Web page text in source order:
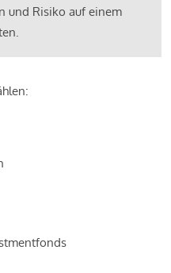
und Risiko auf einem